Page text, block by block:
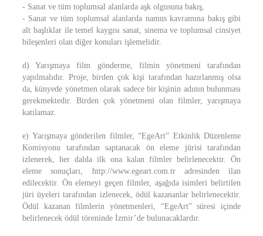
- Sanat ve tüm toplumsal alanlarda aşk olgusuna bakış,
- Sanat ve tüm toplumsal alanlarda namus kavramına bakış gibi
alt başlıklar ile temel kaygısı sanat, sinema ve toplumsal cinsiyet
bileşenleri olan diğer konuları işlemelidir.
d) Yarışmaya film gönderme, filmin yönetmeni tarafından
yapılmalıdır. Proje, birden çok kişi tarafından hazırlanmış olsa
da, künyede yönetmen olarak sadece bir kişinin adının bulunması
gerekmektedir. Birden çok yönetmeni olan filmler, yarışmaya
katılamaz.
e) Yarışmaya gönderilen filmler, “EgeArt” Etkinlik Düzenleme
Komisyonu tarafından saptanacak ön eleme jürisi tarafından
izlenerek, her dalda ilk ona kalan filmler belirlenecektir. Ön
eleme sonuçları, http://www.egeart.com.tr adresinden ilan
edilecektir. Ön elemeyi geçen filmler, aşağıda isimleri belirtilen
jüri üyeleri tarafından izlenecek, ödül kazananlar belirlenecektir.
Ödül kazanan filmlerin yönetmenleri, “EgeArt” süresi içinde
belirlenecek ödül töreninde İzmir’de bulunacaklardır.